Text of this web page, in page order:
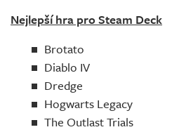
Nejlepší hra pro Steam Deck
Brotato
Diablo IV
Dredge
Hogwarts Legacy
The Outlast Trials